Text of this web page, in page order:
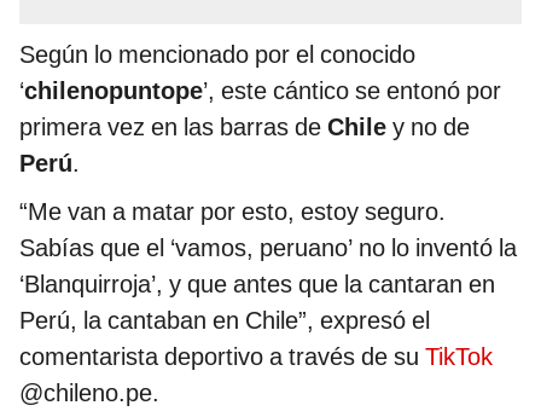
Según lo mencionado por el conocido
‘chilenopuntope’, este cántico se entonó por
primera vez en las barras de Chile y no de
Perú.
“Me van a matar por esto, estoy seguro.
Sabías que el ‘vamos, peruano’ no lo inventó la
‘Blanquirroja’, y que antes que la cantaran en
Perú, la cantaban en Chile”, expresó el
comentarista deportivo a través de su TikTok
@chileno.pe.